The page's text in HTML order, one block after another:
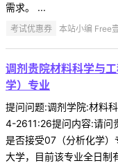
需求。 ...
考试优惠券 本站小编 Free
调剂贵院材料科学与
学）专业
提问问题:调剂学院:材料
4-2611:26提问内容:请问
是否接受07（分析化学
大学，目前该专业全日制